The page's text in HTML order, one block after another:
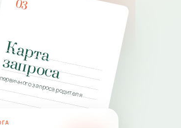
и ребёнком
03
К
а
р
т
а
з
а
п
р
о
с
а
запроса родителя